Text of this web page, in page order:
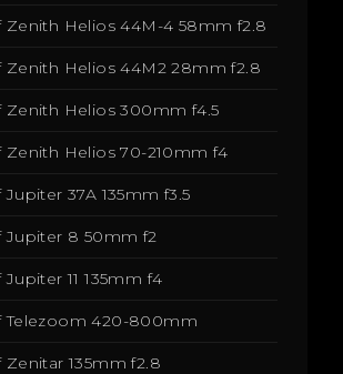
Zenith Helios 44M-4 58mm f2.8
Zenith Helios 44M2 28mm f2.8
Zenith Helios 300mm f4.5
Zenith Helios 70-210mm f4
37A 135mm f3.5
Jupiter 8 50mm f2
11 135mm f4
Telezoom 420-800mm
Zenitar 135mm f2.8